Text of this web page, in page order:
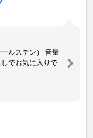
ルステン） 音量
でお気に入りで